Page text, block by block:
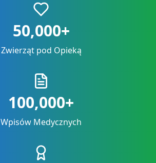
50,000+
Zwierząt pod Opieką
100,000+
Wpisów Medycznych